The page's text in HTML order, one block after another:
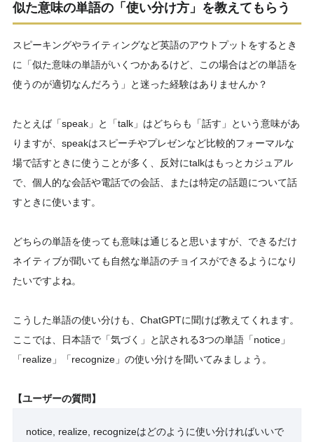
似た意味の単語の「使い分け方」を教えてもらう
スピーキングやライティングなど英語のアウトプットをするとき
に「似た意味の単語がいくつかあるけど、この場合はどの単語を
使うのが適切なんだろう」と迷った経験はありませんか？
たとえば「speak」と「talk」はどちらも「話す」という意味があ
りますが、speakはスピーチやプレゼンなど比較的フォーマルな
場で話すときに使うことが多く、反対にtalkはもっとカジュアル
で、個人的な会話や電話での会話、または特定の話題について話
すときに使います。
どちらの単語を使っても意味は通じると思いますが、できるだけ
ネイティブが聞いても自然な単語のチョイスができるようになり
たいですよね。
こうした単語の使い分けも、ChatGPTに聞けば教えてくれます。
ここでは、日本語で「気づく」と訳される3つの単語「notice」
「realize」「recognize」の使い分けを聞いてみましょう。
【ユーザーの質問】
notice, realize, recognizeはどのように使い分ければいいで